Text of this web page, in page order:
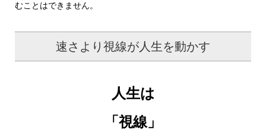
むことはできません。
速さより視線が人生を動かす
人生は
「視線」